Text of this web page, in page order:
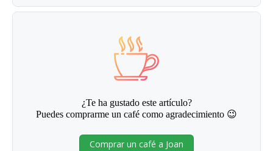
¿Te ha gustado este artículo?
Puedes comprarme un café como agradecimiento 😉
Comprar un café a Joan